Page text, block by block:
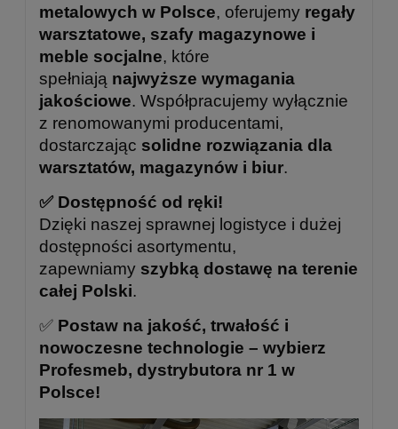
metalowych w Polsce, oferujemy regały
warsztatowe, szafy magazynowe i
meble socjalne, które
spełniają najwyższe wymagania
jakościowe. Współpracujemy wyłącznie
z renomowanymi producentami,
dostarczając solidne rozwiązania dla
warsztatów, magazynów i biur.
✅ Dostępność od ręki!
Dzięki naszej sprawnej logistyce i dużej
dostępności asortymentu,
zapewniamy szybką dostawę na terenie
całej Polski.
✅ Postaw na jakość, trwałość i
nowoczesne technologie – wybierz
Profesmeb, dystrybutora nr 1 w
Polsce!